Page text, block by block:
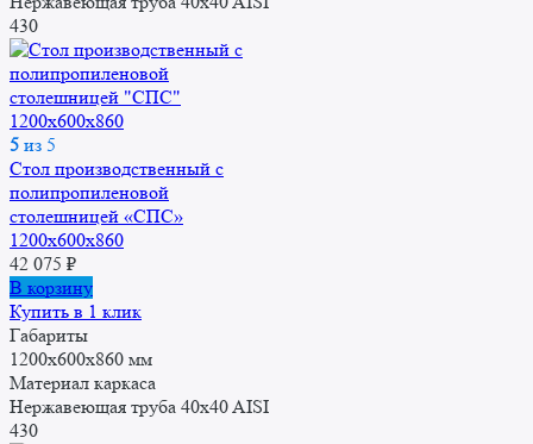
430
5 из 5
Стол производственный с
полипропиленовой
столешницей «СПС»
1200x600x860
42 075 ₽
В корзину
Купить в 1 клик
Габариты
1200x600x860 мм
Материал каркаса
Нержавеющая труба 40x40 AISI
430